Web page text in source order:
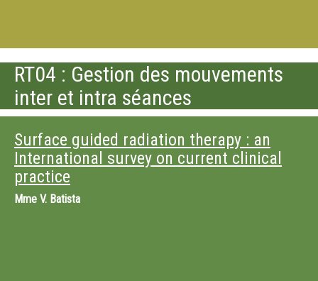
RT04 : Gestion des mouvements
inter et intra séances
Surface guided radiation therapy : an
International survey on current clinical
practice
Mme V. Batista